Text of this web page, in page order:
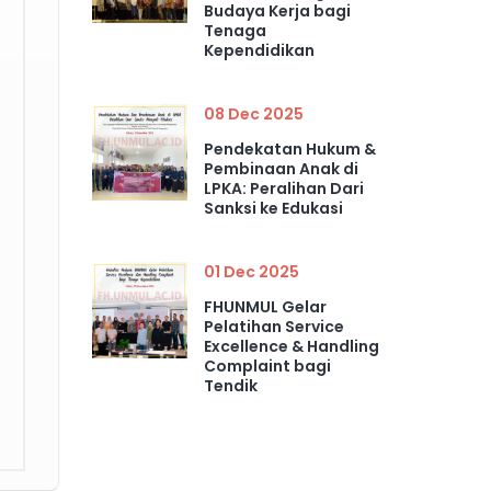
Budaya Kerja bagi
Tenaga
Kependidikan
08 Dec 2025
Pendekatan Hukum &
Pembinaan Anak di
LPKA: Peralihan Dari
Sanksi ke Edukasi
01 Dec 2025
FHUNMUL Gelar
Pelatihan Service
Excellence & Handling
Complaint bagi
Tendik